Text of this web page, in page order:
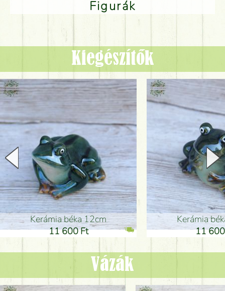
Figurák
Kiegészítők
Kerámia béka 12cm
11 600 Ft
Kerámia
11
Vázák